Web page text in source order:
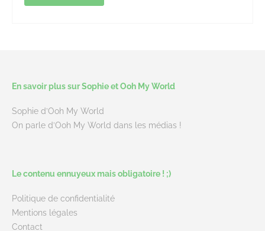
En savoir plus sur Sophie et Ooh My World
Sophie d’Ooh My World
On parle d’Ooh My World dans les médias !
Le contenu ennuyeux mais obligatoire ! ;)
Politique de confidentialité
Mentions légales
Contact